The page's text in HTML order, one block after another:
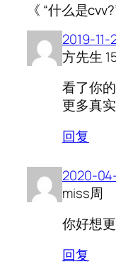
《 “什么是
2019-11-
方先生
看了你
更多真
回复
2020-
miss周
你好想
回复